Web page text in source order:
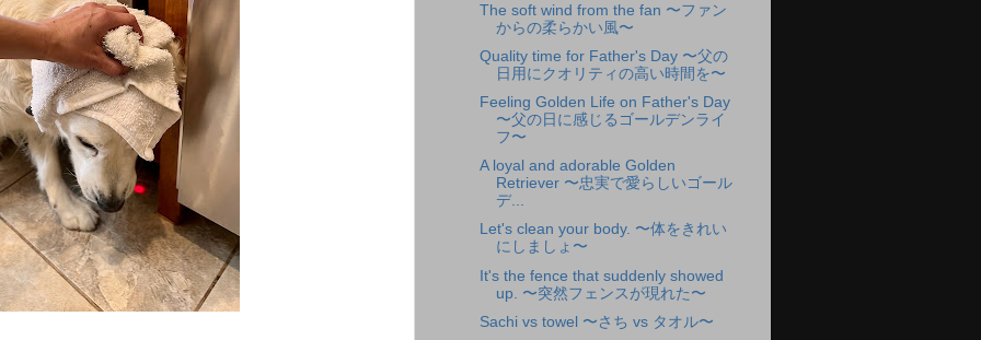
The soft wind from the fan 〜ファン
からの柔らかい風〜
Quality time for Father's Day 〜父の
日用にクオリティの高い時間を〜
Feeling Golden Life on Father's Day
〜父の日に感じるゴールデンライ
フ〜
A loyal and adorable Golden
Retriever 〜忠実で愛らしいゴール
デ...
Let's clean your body. 〜体をきれい
にしましょ〜
It's the fence that suddenly showed
up. 〜突然フェンスが現れた〜
Sachi vs towel 〜さち vs タオル〜